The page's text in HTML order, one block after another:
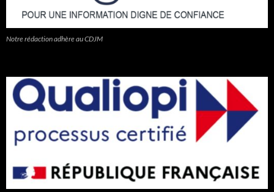
Notre rédaction adhère au CDJM